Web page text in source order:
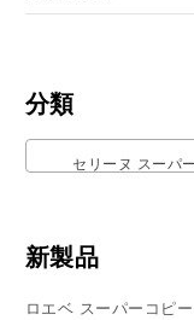
分類
セリーヌ スーパ
新製品
ロエベ スーパーコピ